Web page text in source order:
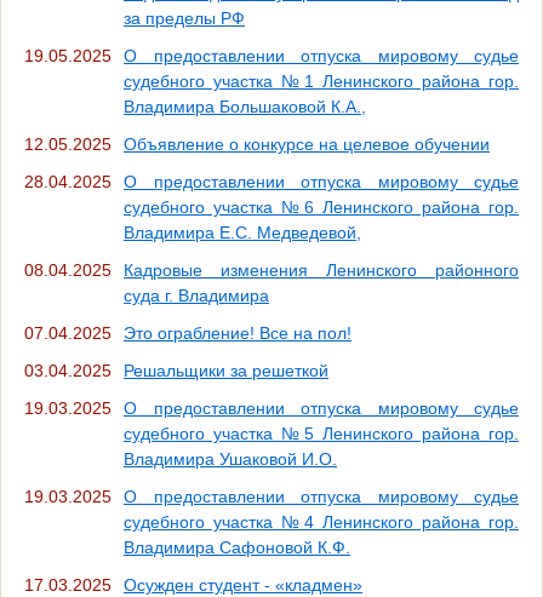
за пределы РФ
19.05.2025
О предоставлении отпуска мировому судье
судебного участка №1 Ленинского района гор.
Владимира Большаковой К.А.,
12.05.2025
Объявление о конкурсе на целевое обучении
28.04.2025
О предоставлении отпуска мировому судье
судебного участка №6 Ленинского района гор.
Владимира Е.С. Медведевой,
08.04.2025
Кадровые изменения Ленинского районного
суда г. Владимира
07.04.2025
Это ограбление! Все на пол!
03.04.2025
Решальщики за решеткой
19.03.2025
О предоставлении отпуска мировому судье
судебного участка №5 Ленинского района гор.
Владимира Ушаковой И.О.
19.03.2025
О предоставлении отпуска мировому судье
судебного участка №4 Ленинского района гор.
Владимира Сафоновой К.Ф.
17.03.2025
Осужден студент - «кладмен»